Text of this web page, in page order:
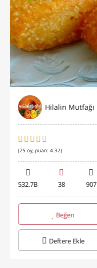
Hilalin Mutfağı
(25 oy, puan: 4.32)
532.7B 38 907
Beğen
Deftere Ekle